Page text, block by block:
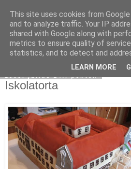
Moha Konyha
Iskolatorta
This site uses cookies from
and to analyze traffic. Your IP
shared with Google along with
metrics to ensure quality of
statistics, and to detect and
LEARN MORE